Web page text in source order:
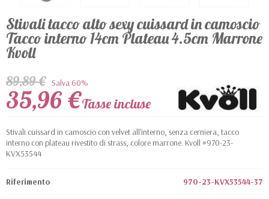
Stivali tacco alto sexy cuissard in camoscio
Tacco interno 14cm Plateau 4.5cm Marrone
Kvoll
89,89 € Salva 60%
35,96 €Tasse incluse
Stivali cuissard in camoscio con velvet all'interno, senza cerniera, tacco
interno con plateau rivestito di strass, colore marrone. Kvoll #970-23-
KVX53544
Riferimento 970-23-KVX53544-37